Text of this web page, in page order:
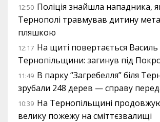
12:50 Поліція знайшла нападника,
Тернополі травмував дитину
пляшкою
12:17 На щиті повертається
Тернопільщини: загинув під
11:49 В парку “Загребелля” біля
зрубали 248 дерев — справу
10:39 На Тернопільщині
велику пожежу на сміттєзвалищі